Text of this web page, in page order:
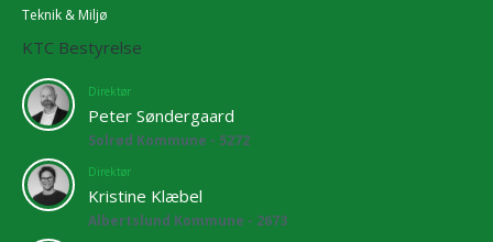
Teknik & Miljø
KTC Bestyrelse
Direktør
Peter Søndergaard
Solrød Kommune - 5272
Direktør
Kristine Klæbel
Albertslund Kommune - 2673